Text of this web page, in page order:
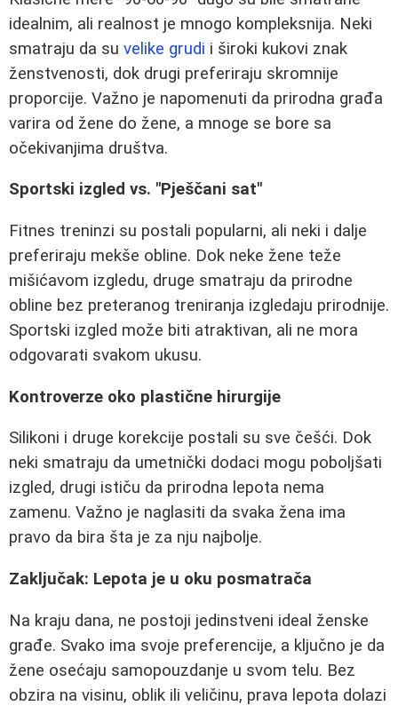
idealnim, ali realnost je mnogo kompleksnija. Neki
smatraju da su velike grudi i široki kukovi znak
ženstvenosti, dok drugi preferiraju skromnije
proporcije. Važno je napomenuti da prirodna građa
varira od žene do žene, a mnoge se bore sa
očekivanjima društva.
Sportski izgled vs. "Pješčani sat"
Fitnes treninzi su postali popularni, ali neki i dalje
preferiraju mekše obline. Dok neke žene teže
mišićavom izgledu, druge smatraju da prirodne
obline bez preteranog treniranja izgledaju prirodnije.
Sportski izgled može biti atraktivan, ali ne mora
odgovarati svakom ukusu.
Kontroverze oko plastične hirurgije
Silikoni i druge korekcije postali su sve češći. Dok
neki smatraju da umetnički dodaci mogu poboljšati
izgled, drugi ističu da prirodna lepota nema
zamenu. Važno je naglasiti da svaka žena ima
pravo da bira šta je za nju najbolje.
Zaključak: Lepota je u oku posmatrača
Na kraju dana, ne postoji jedinstveni ideal ženske
građe. Svako ima svoje preferencije, a ključno je da
žene osećaju samopouzdanje u svom telu. Bez
obzira na visinu, oblik ili veličinu, prava lepota dolazi